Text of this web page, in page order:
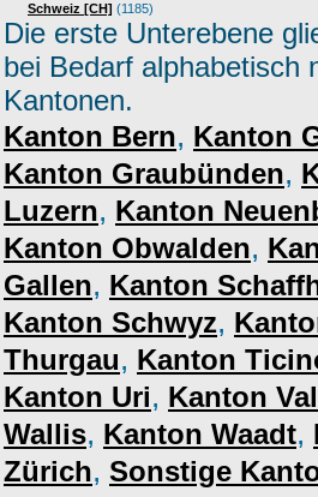
Schweiz [CH] (1185)
Die erste Unterebene
bei Bedarf alphabetisch
Kantonen.
Kanton Bern, Kanton
Kanton Graubünden,
Luzern, Kanton
Kanton Obwalden,
Gallen, Kanton
Kanton Schwyz,
Thurgau, Kanton
Kanton Uri, Kanton
Wallis, Kanton Waadt,
Zürich, Sonstige